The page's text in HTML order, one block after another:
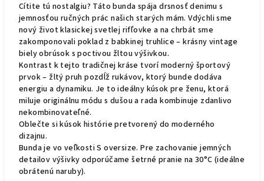
Cítite tú nostalgiu? Táto bunda spája drsnosť denimu s
jemnosťou ručných prác našich starých mám. Vdýchli sme
nový život klasickej svetlej rifľovke a na chrbát sme
zakomponovali poklad z babkinej truhlice – krásny vintage
biely obrúsok s poctivou žltou výšivkou.
Kontrast k tejto tradičnej kráse tvorí moderný športový
prvok – žltý pruh pozdĺž rukávov, ktorý bunde dodáva
energiu a dynamiku. Je to ideálny kúsok pre ženu, ktorá
miluje originálnu módu s dušou a rada kombinuje zdanlivo
nekombinovateľné.
Oblečte si kúsok histórie pretvorený do moderného
dizajnu.
Bunda je vo veľkosti S oversize. Pre zachovanie jemných
detailov výšivky odporúčame šetrné pranie na 30°C (ideálne
obrátenú naruby).